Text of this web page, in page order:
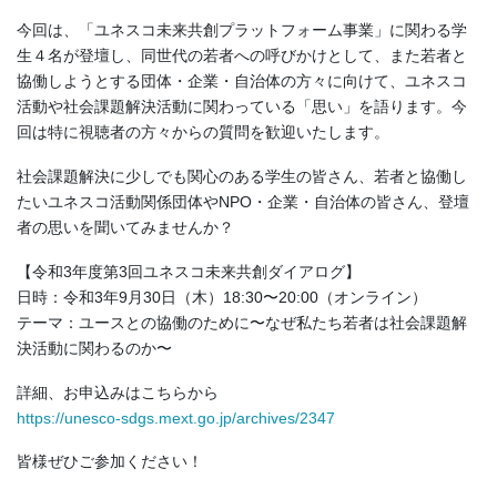
今回は、「ユネスコ未来共創プラットフォーム事業」に関わる学
生４名が登壇し、同世代の若者への呼びかけとして、また若者と
協働しようとする団体・企業・自治体の方々に向けて、ユネスコ
活動や社会課題解決活動に関わっている「思い」を語ります。今
回は特に視聴者の方々からの質問を歓迎いたします。
社会課題解決に少しでも関心のある学生の皆さん、若者と協働し
たいユネスコ活動関係団体やNPO・企業・自治体の皆さん、登壇
者の思いを聞いてみませんか？
【令和3年度第3回ユネスコ未来共創ダイアログ】
日時：令和3年9月30日（木）18:30〜20:00（オンライン）
テーマ：ユースとの協働のために〜なぜ私たち若者は社会課題解
決活動に関わるのか〜
詳細、お申込みはこちらから
https://unesco-sdgs.mext.go.jp/archives/2347
皆様ぜひご参加ください！